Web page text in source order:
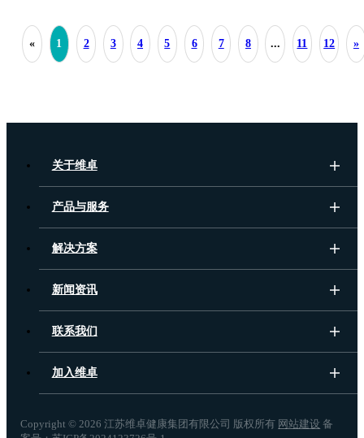
« 1 2 3 4 5 6 7 8 ... 11 12 »
关于维卓
产品与服务
解决方案
新闻资讯
联系我们
加入维卓
Copyright © 2026 江苏维卓健康集团有限公司 版权所有 网站建设 备